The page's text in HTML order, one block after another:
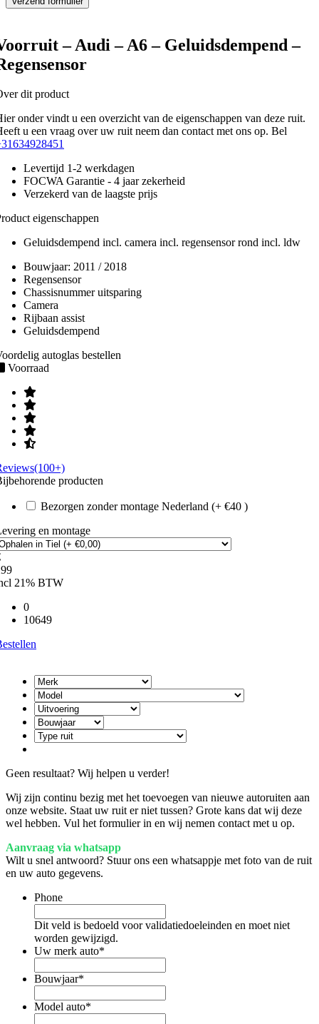
– Audi – A6 – Geluidsdempend –
dit product
onder vindt u een overzicht van de eigenschappen van deze ruit.
u een vraag over uw ruit neem dan contact met ons op. Bel
Levertijd 1-2 werkdagen
FOCWA Garantie - 4 jaar zekerheid
Verzekerd van de laagste prijs
eigenschappen
Geluidsdempend incl. camera incl. regensensor rond incl. ldw
Bouwjaar: 2011 / 2018
Regensensor
Chassisnummer uitsparing
Camera
Rijbaan assist
Geluidsdempend
autoglas bestellen
Voorraad
producten
Bezorgen zonder montage Nederland (+ €40 )
en montage
21% BTW
0
10649
Geen resultaat? Wij helpen u verder!
Wij zijn continu bezig met het toevoegen van nieuwe autoruiten aan
onze website. Staat uw ruit er niet tussen? Grote kans dat wij deze
wel hebben. Vul het formulier in en wij nemen contact met u op.
Aanvraag via whatsapp
Wilt u snel antwoord? Stuur ons een whatsappje met foto van de ruit
en uw auto gegevens.
Phone
Dit veld is bedoeld voor validatiedoeleinden en moet niet
worden gewijzigd.
Uw merk auto*
Bouwjaar*
Model auto*